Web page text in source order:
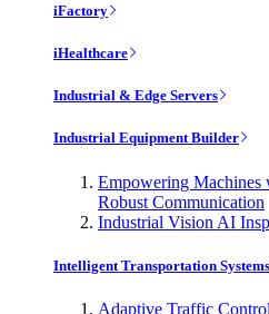
iFactory
iHealthcare
Industrial & Edge Servers
Industrial Equipment Builder
Empowering
Robust Communication
Industrial Vision AI
Intelligent Transportation Systems
Adaptive Traffic